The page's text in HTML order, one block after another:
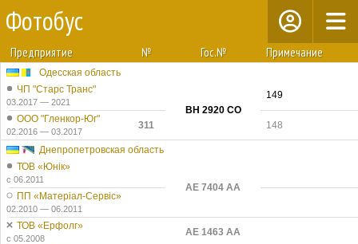
Фотобус
Предприятие № Гос.№ Примечание
Одесская область
ЧП "Старс Транс"
03.2017 — 2021
BH 2920 CO
149
ООО "Гленкор-Юг"
02.2016 — 03.2017
311 148
Днепропетровская область
ТОВ «Юнік»
с 06.2011
AE 7404 AA
ПП «Матеріал-Сервіс»
02.2010 — 06.2011
ТОВ «Ерфолг»
с 05.2008
AE 1463 AA